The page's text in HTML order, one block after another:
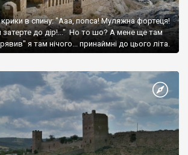
в спину: "Ааа, попса! Муляжна фортеця!
затерте до дір!..." Но то шо? А мене ще там
я там нічого... принаймні до цього літа.